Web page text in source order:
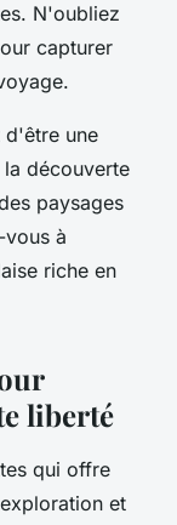
N'oubliez
capturer
d'être une
découverte
paysages
à
riche en
liberté
qui offre
et